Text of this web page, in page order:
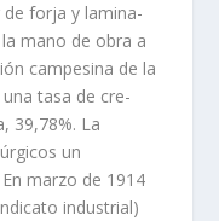
de forja y lamina­
mano de obra a
campesina de la
una tasa de cre­
39,78%. La
un
marzo de 1914
industrial)